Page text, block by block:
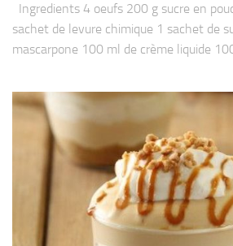
Ingredients 4 oeufs 200 g sucre en
sachet de levure chimique 1 sachet de
mascarpone 100 ml de crème liquide